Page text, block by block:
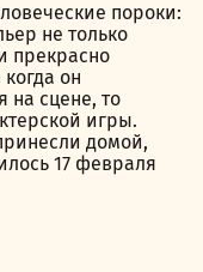
пороки:
не только
прекрасно
он
на сцене, то
игры.
домой,
17 февраля